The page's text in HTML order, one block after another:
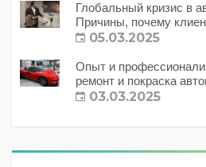
Глобальный кризис в
Причины, почему
с этим делать?
05.03.2025
Опыт и
ремонт и покраска
03.03.2025